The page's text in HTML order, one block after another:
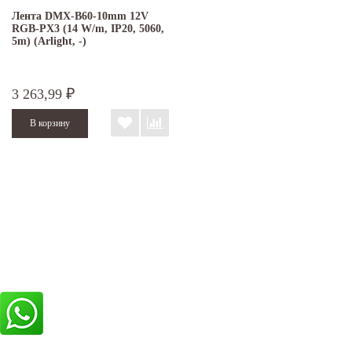
Лента DMX-B60-10mm 12V
RGB-PX3 (14 W/m, IP20, 5060,
5m) (Arlight, -)
3 263,99 ₽